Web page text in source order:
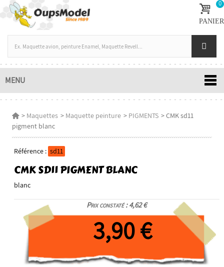
0
PANIER
MENU
> Maquettes > Maquette peinture > PIGMENTS >CMK sd11
pigment blanc
Référence : sd11
CMK SD11 PIGMENT BLANC
blanc
Prix constaté : 4,62 €
3,90 €